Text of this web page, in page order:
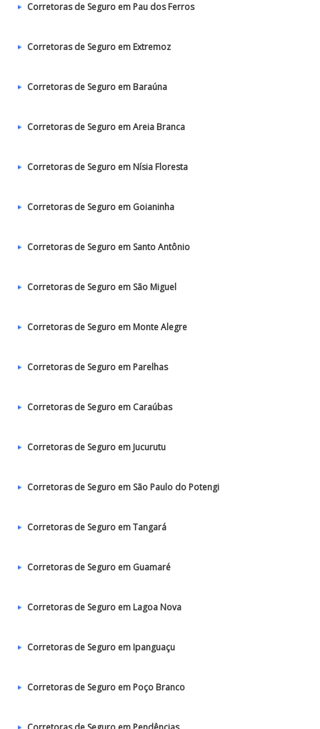
Corretoras de Seguro em Pau dos Ferros
Corretoras de Seguro em Extremoz
Corretoras de Seguro em Baraúna
Corretoras de Seguro em Areia Branca
Corretoras de Seguro em Nísia Floresta
Corretoras de Seguro em Goianinha
Corretoras de Seguro em Santo Antônio
Corretoras de Seguro em São Miguel
Corretoras de Seguro em Monte Alegre
Corretoras de Seguro em Parelhas
Corretoras de Seguro em Caraúbas
Corretoras de Seguro em Jucurutu
Corretoras de Seguro em São Paulo do Potengi
Corretoras de Seguro em Tangará
Corretoras de Seguro em Guamaré
Corretoras de Seguro em Lagoa Nova
Corretoras de Seguro em Ipanguaçu
Corretoras de Seguro em Poço Branco